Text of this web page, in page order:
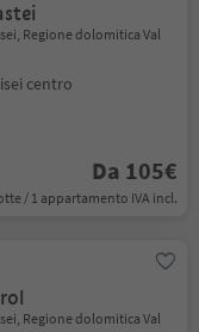
Regione dolomitica Val
centro
Da 105€
/ 1 appartamento IVA incl.
Regione dolomitica Val